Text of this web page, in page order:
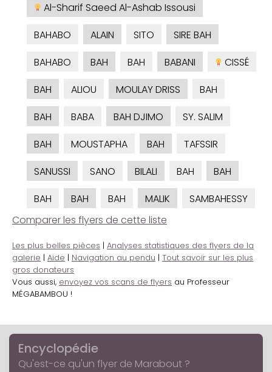
Al-Sharif Saeed Al-Ashab Issousi
BAHABO
ALAIN SITO
SIRE BAH
BAHABO
BAH BAH BABANI
CISSÉ
BAH
ALIOU MOULAY DRISS
BAH
BAH
BABA BAH DJIMO
SY. SALIM
BAH
MOUSTAPHA BAH
TAFSSIR
SANUSSI
SANO BILALI BAH
BAH
BAH
BAH BAH MALIK
SAMBAHESSY
Comparer les flyers de cette liste
Les plus belles pièces | Analyses statistiques des flyers de la
galerie | Aide | Navigation au pendu | Tout savoir sur les plus
gros donateurs
Vous aussi, envoyez vos scans de flyers au Professeur
MÉGABAMBOU !
Encyclopédie
Qu'est-ce qu'un flyer de Marabout ?